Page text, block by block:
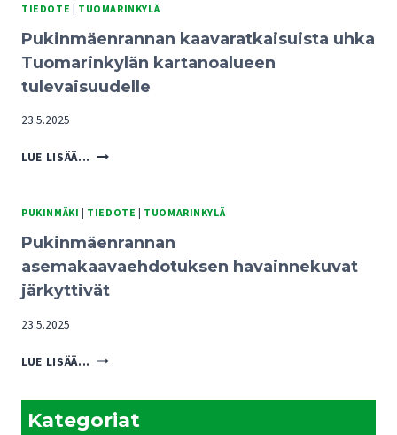
TIEDOTE | TUOMARINKYLÄ
Pukinmäenrannan kaavaratkaisuista uhka
Tuomarinkylän kartanoalueen
tulevaisuudelle
23.5.2025
LUE LISÄÄ... PUKINMÄENRANNAN
TUOMARINKYLÄN
TULEVAISUUDELLE
PUKINMÄKI | TIEDOTE | TUOMARINKYLÄ
Pukinmäenrannan
asemakaavaehdotuksen havainnekuvat
järkyttivät
23.5.2025
LUE LISÄÄ... PUKINMÄENRANNAN
JÄRKYTTIVÄT
Kategoriat